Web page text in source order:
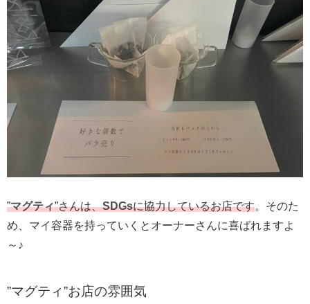
”マグティ”さんは、SDGsに協力しているお店です。そのた
め、マイ容器を持っていくとオーナーさんに喜ばれますよ
～♪
”マグティ”お店の雰囲気